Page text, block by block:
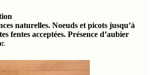
naturelles. Noeuds et picots jusqu’à
fentes acceptées. Présence d’aubier
r.